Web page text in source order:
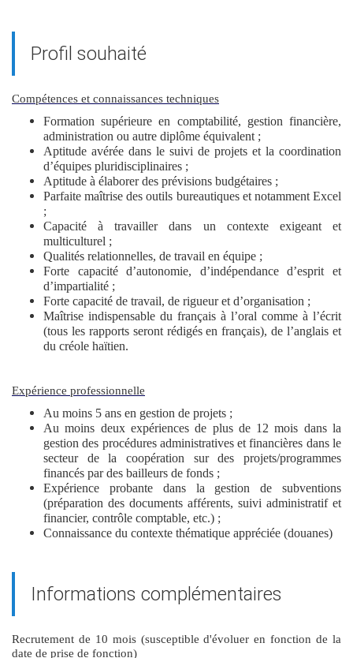
Profil souhaité
Compétences et connaissances techniques
Formation supérieure en comptabilité, gestion financière,
administration ou autre diplôme équivalent ;
Aptitude avérée dans le suivi de projets et la coordination
d’équipes pluridisciplinaires ;
Aptitude à élaborer des prévisions budgétaires ;
Parfaite maîtrise des outils bureautiques et notamment Excel
;
Capacité à travailler dans un contexte exigeant et
multiculturel ;
Qualités relationnelles, de travail en équipe ;
Forte capacité d’autonomie, d’indépendance d’esprit et
d’impartialité ;
Forte capacité de travail, de rigueur et d’organisation ;
Maîtrise indispensable du français à l’oral comme à l’écrit
(tous les rapports seront rédigés en français), de l’anglais et
du créole haïtien.
Expérience professionnelle
Au moins 5 ans en gestion de projets ;
Au moins deux expériences de plus de 12 mois dans la
gestion des procédures administratives et financières dans le
secteur de la coopération sur des projets/programmes
financés par des bailleurs de fonds ;
Expérience probante dans la gestion de subventions
(préparation des documents afférents, suivi administratif et
financier, contrôle comptable, etc.) ;
Connaissance du contexte thématique appréciée (douanes)
Informations complémentaires
Recrutement de 10 mois (susceptible d'évoluer en fonction de la
date de prise de fonction)